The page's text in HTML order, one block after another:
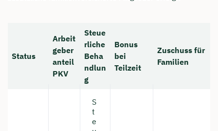
Status
Arbeit
geber
anteil
PKV
Steue
rliche
Beha
ndlun
g
Bonus
bei
Teilzeit
Zuschuss für
Familien
S
t
e